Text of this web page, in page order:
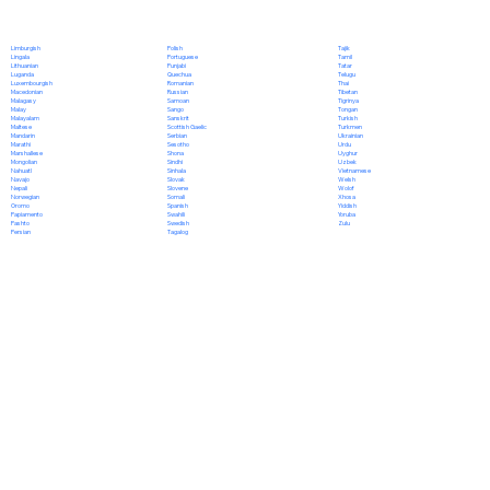
Limburgish
Lingala
Lithuanian
Luganda
Luxembourgish
Macedonian
Malagasy
Malay
Malayalam
Maltese
Mandarin
Marathi
Marshallese
Mongolian
Nahuatl
Navajo
Nepali
Norwegian
Oromo
Papiamento
Pashto
Persian
Polish
Portuguese
Punjabi
Quechua
Romanian
Russian
Samoan
Sango
Sanskrit
Scottish Gaelic
Serbian
Sesotho
Shona
Sindhi
Sinhala
Slovak
Slovene
Somali
Spanish
Swahili
Swedish
Tagalog
Tajik
Tamil
Tatar
Telugu
Thai
Tibetan
Tigrinya
Tongan
Turkish
Turkmen
Ukrainian
Urdu
Uyghur
Uzbek
Vietnamese
Welsh
Wolof
Xhosa
Yiddish
Yoruba
Zulu